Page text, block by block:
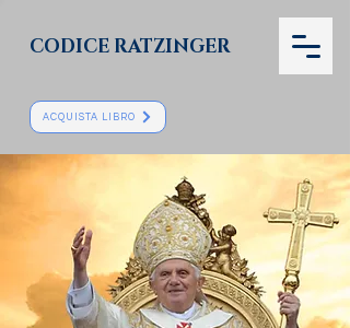
CODICE RATZINGER
ACQUISTA LIBRO